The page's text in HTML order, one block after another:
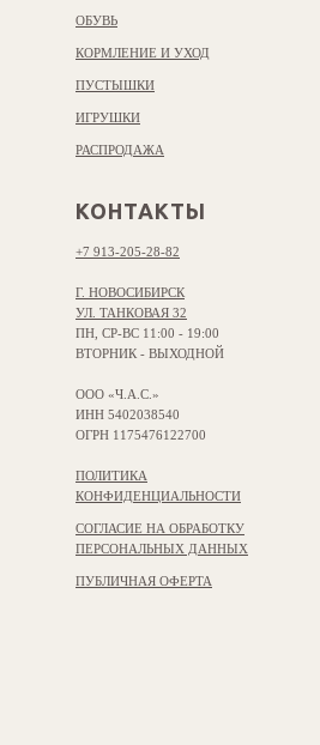
ОБУВЬ
КОРМЛЕНИЕ И УХОД
ПУСТЫШКИ
ИГРУШКИ
РАСПРОДАЖА
КОНТАКТЫ
+7 913-205-28-82
Г. НОВОСИБИРСК
УЛ. ТАНКОВАЯ 32
ПН, СР-ВС 11:00 - 19:00
ВТОРНИК - ВЫХОДНОЙ
ООО «Ч.А.С.»
ИНН 5402038540
ОГРН 1175476122700
ПОЛИТИКА
КОНФИДЕНЦИАЛЬНОСТИ
СОГЛАСИЕ НА ОБРАБОТКУ
ПЕРСОНАЛЬНЫХ ДАННЫХ
ПУБЛИЧНАЯ ОФЕРТА